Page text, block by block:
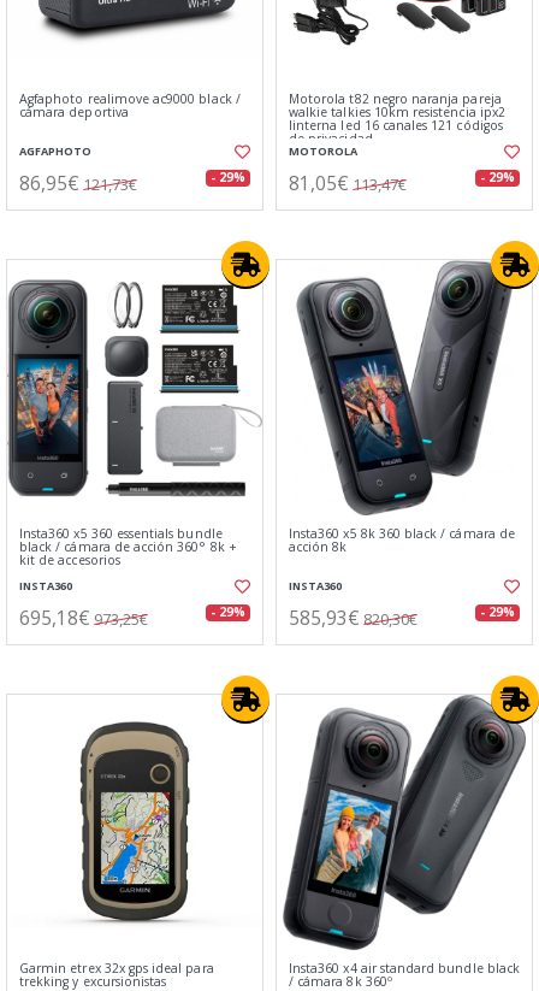
Agfaphoto realimove ac9000 black /
cámara deportiva
AGFAPHOTO
86,95€ 121,73€ - 29%
Motorola t82 negro naranja pareja
walkie talkies 10km resistencia ipx2
linterna led 16 canales 121 códigos
de privacidad
MOTOROLA
81,05€ 113,47€ - 29%
Insta360 x5 360 essentials bundle
black / cámara de acción 360° 8k +
kit de accesorios
INSTA360
695,18€ 973,25€ - 29%
Insta360 x5 8k 360 black / cámara de
acción 8k
INSTA360
585,93€ 820,30€ - 29%
Garmin etrex 32x gps ideal para
trekking y excursionistas
Insta360 x4 air standard bundle black
/ cámara 8k 360º